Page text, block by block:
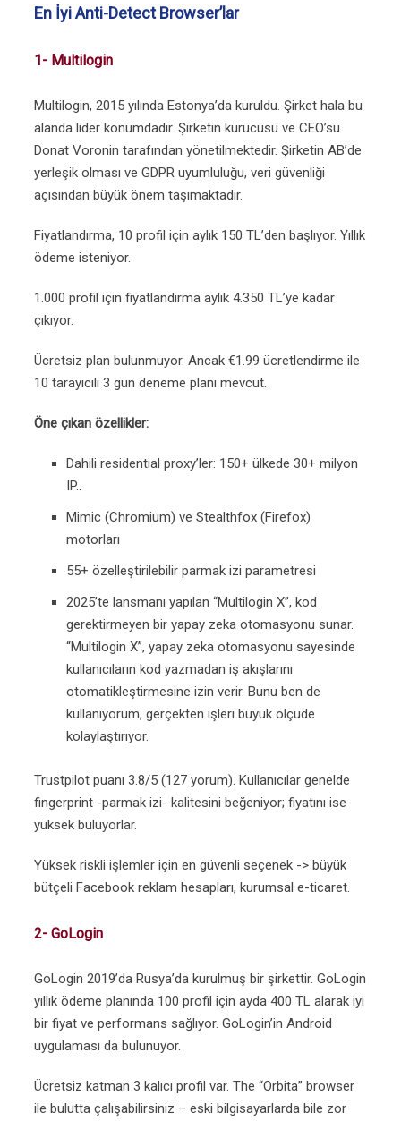
En İyi Anti-Detect Browser’lar
1- Multilogin
Multilogin, 2015 yılında Estonya’da kuruldu. Şirket hala bu
alanda lider konumdadır. Şirketin kurucusu ve CEO’su
Donat Voronin tarafından yönetilmektedir. Şirketin AB’de
yerleşik olması ve GDPR uyumluluğu, veri güvenliği
açısından büyük önem taşımaktadır.
Fiyatlandırma, 10 profil için aylık 150 TL’den başlıyor. Yıllık
ödeme isteniyor.
1.000 profil için fiyatlandırma aylık 4.350 TL’ye kadar
çıkıyor.
Ücretsiz plan bulunmuyor. Ancak €1.99 ücretlendirme ile
10 tarayıcılı 3 gün deneme planı mevcut.
Öne çıkan özellikler:
Dahili residential proxy’ler: 150+ ülkede 30+ milyon
IP..
Mimic (Chromium) ve Stealthfox (Firefox)
motorları
55+ özelleştirilebilir parmak izi parametresi
2025’te lansmanı yapılan “Multilogin X”, kod
gerektirmeyen bir yapay zeka otomasyonu sunar.
“Multilogin X”, yapay zeka otomasyonu sayesinde
kullanıcıların kod yazmadan iş akışlarını
otomatikleştirmesine izin verir. Bunu ben de
kullanıyorum, gerçekten işleri büyük ölçüde
kolaylaştırıyor.
Trustpilot puanı 3.8/5 (127 yorum). Kullanıcılar genelde
fingerprint -parmak izi- kalitesini beğeniyor; fiyatını ise
yüksek buluyorlar.
Yüksek riskli işlemler için en güvenli seçenek -> büyük
bütçeli Facebook reklam hesapları, kurumsal e-ticaret.
2- GoLogin
GoLogin 2019’da Rusya’da kurulmuş bir şirkettir. GoLogin
yıllık ödeme planında 100 profil için ayda 400 TL alarak iyi
bir fiyat ve performans sağlıyor. GoLogin’in Android
uygulaması da bulunuyor.
Ücretsiz katman 3 kalıcı profil var. The “Orbita” browser
ile bulutta çalışabilirsiniz – eski bilgisayarlarda bile zor